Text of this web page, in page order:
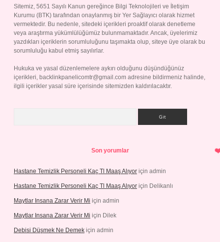
Sitemiz, 5651 Sayılı Kanun gereğince Bilgi Teknolojileri ve İletişim
Kurumu (BTK) tarafından onaylanmış bir Yer Sağlayıcı olarak hizmet
vermektedir. Bu nedenle, sitedeki içerikleri proaktif olarak denetleme
veya araştırma yükümlülüğümüz bulunmamaktadır. Ancak, üyelerimiz
yazdıkları içeriklerin sorumluluğunu taşımakta olup, siteye üye olarak bu
sorumluluğu kabul etmiş sayılırlar.
Hukuka ve yasal düzenlemelere aykırı olduğunu düşündüğünüz
içerikleri, backlinkpanelicomtr@gmail.com adresine bildirmeniz halinde,
ilgili içerikler yasal süre içerisinde sitemizden kaldırılacaktır.
Son yorumlar
Hastane Temizlik Personeli Kaç Tl Maaş Alıyor için admin
Hastane Temizlik Personeli Kaç Tl Maaş Alıyor için Delikanlı
Maytlar Insana Zarar Verir Mi için admin
Maytlar Insana Zarar Verir Mi için Dilek
Debisi Düşmek Ne Demek için admin